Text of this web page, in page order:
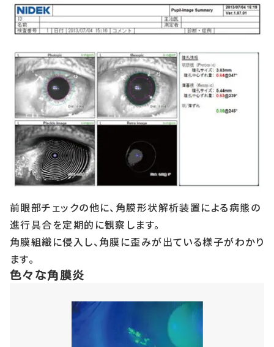
前眼部チェックの他に、角膜形状解析装置による病態の
進行具合を定期的に観察します。
角膜組織に侵入し、角膜に歪みが出ている様子がわかり
ます。
色々な角膜炎